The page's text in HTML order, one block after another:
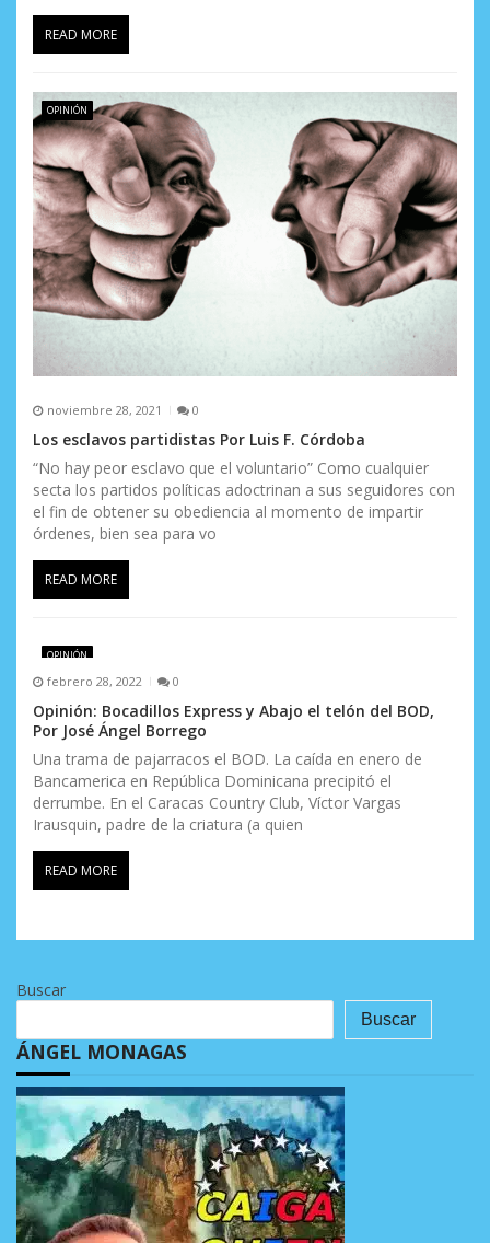
READ MORE
OPINIÓN
noviembre 28, 2021 0
Los esclavos partidistas Por Luis F. Córdoba
“No hay peor esclavo que el voluntario” Como cualquier
secta los partidos políticas adoctrinan a sus seguidores con
el fin de obtener su obediencia al momento de impartir
órdenes, bien sea para vo
READ MORE
OPINIÓN
febrero 28, 2022 0
Opinión: Bocadillos Express y Abajo el telón del BOD,
Por José Ángel Borrego
Una trama de pajarracos el BOD. La caída en enero de
Bancamerica en República Dominicana precipitó el
derrumbe. En el Caracas Country Club, Víctor Vargas
Irausquin, padre de la criatura (a quien
READ MORE
Buscar
Buscar
ÁNGEL MONAGAS